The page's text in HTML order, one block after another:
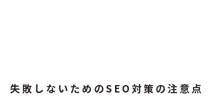
失敗しないためのSEO対策の注意点